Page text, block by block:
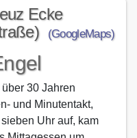
Ecke
(GoogleMaps)
30 Jahren
und Minutentakt,
Uhr auf, kam